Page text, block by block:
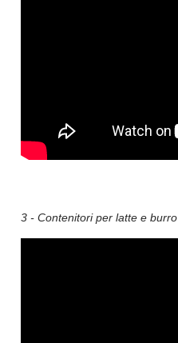
3 - Contenitori per latte e burro